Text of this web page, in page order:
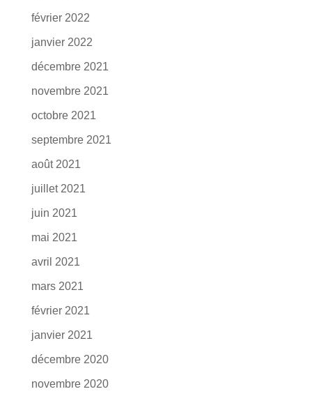
février 2022
janvier 2022
décembre 2021
novembre 2021
octobre 2021
septembre 2021
août 2021
juillet 2021
juin 2021
mai 2021
avril 2021
mars 2021
février 2021
janvier 2021
décembre 2020
novembre 2020